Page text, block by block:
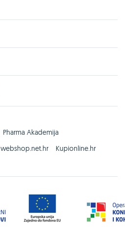
Pharma Akademija
webshop.net.hr
Kupionline.hr